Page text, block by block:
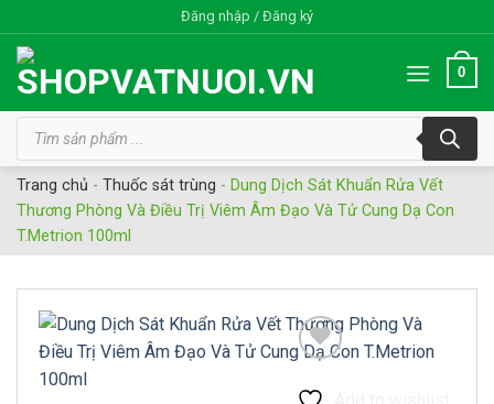
qua
nội
dung
Đăng nhập / Đăng ký
0
Tìm
kiếm
phẩm
Trang chủ - Thuốc sát trùng - Dung Dịch Sát Khuẩn Rửa Vết
Thương Phòng Và Điều Trị Viêm Âm Đạo Và Tử Cung Dạ Con
T.Metrion 100ml